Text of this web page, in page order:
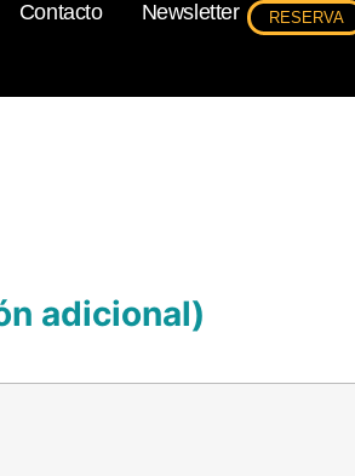
Contacto Newsletter RESERVA
adicional)